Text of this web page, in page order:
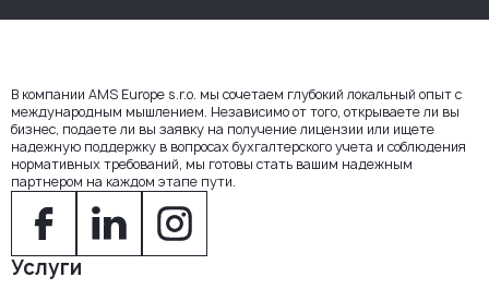
В компании AMS Europe s.r.o. мы сочетаем глубокий локальный опыт с
международным мышлением. Независимо от того, открываете ли вы
бизнес, подаете ли вы заявку на получение лицензии или ищете
надежную поддержку в вопросах бухгалтерского учета и соблюдения
нормативных требований, мы готовы стать вашим надежным
партнером на каждом этапе пути.
Услуги